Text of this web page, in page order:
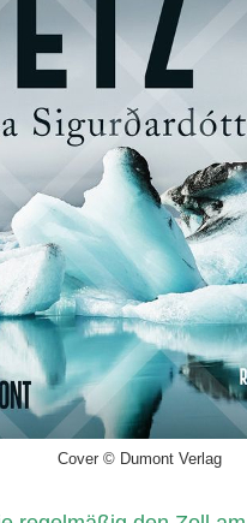
Cover © Dumont Verlag